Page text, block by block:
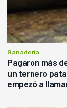
Ganadería
Pagaron más
un ternero
empezó a